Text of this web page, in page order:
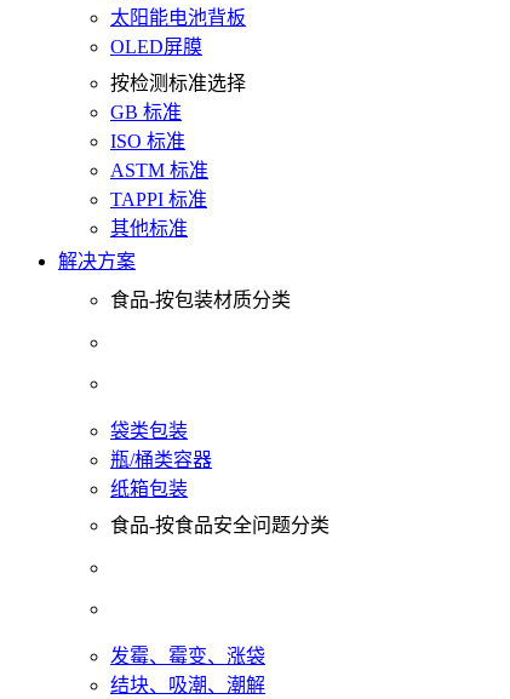
太阳能电池背板
OLED屏膜
按检测标准选择
GB 标准
ISO 标准
ASTM 标准
TAPPI 标准
其他标准
解决方案
食品-按包装材质分类
袋类包装
瓶/桶类容器
纸箱包装
食品-按食品安全问题分类
发霉、霉变、涨袋
结块、吸潮、潮解